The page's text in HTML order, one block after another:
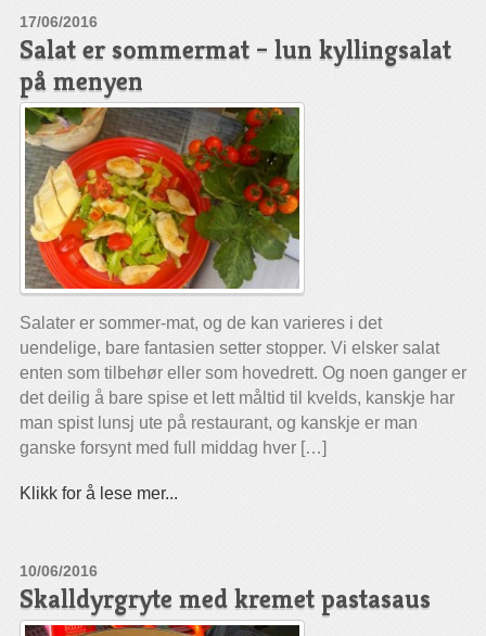
17/06/2016
Salat er sommermat – lun kyllingsalat
på menyen
Salater er sommer-mat, og de kan varieres i det
uendelige, bare fantasien setter stopper. Vi elsker salat
enten som tilbehør eller som hovedrett. Og noen ganger er
det deilig å bare spise et lett måltid til kvelds, kanskje har
man spist lunsj ute på restaurant, og kanskje er man
ganske forsynt med full middag hver […]
Klikk for å lese mer...
10/06/2016
Skalldyrgryte med kremet pastasaus